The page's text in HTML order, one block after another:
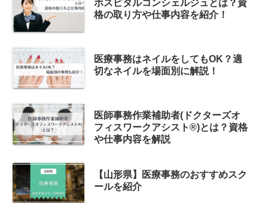
ホスピタルコンシェルジュとは？資
格の取り方や仕事内容を紹介！
医療事務はネイルをしてもOK？適
切なネイルを場面別に解説！
医師事務作業補助者(ドクターズオ
フィスワークアシスト®)とは？資格
や仕事内容を解説
【山形県】医療事務のおすすめスク
ールを紹介